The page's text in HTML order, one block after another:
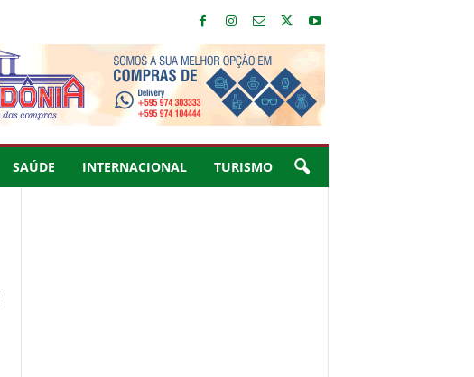
SAÚDE INTERNACIONAL TURISMO